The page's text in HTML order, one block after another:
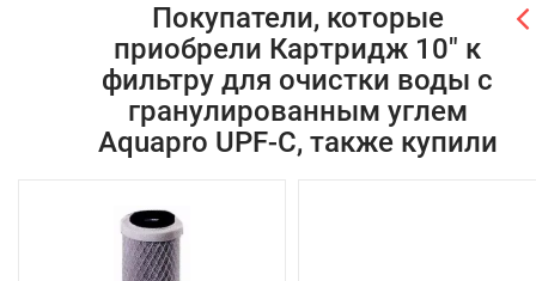
Покупатели, которые
приобрели Картридж 10" к
фильтру для очистки воды с
гранулированным углем
Aquapro UPF-C, также купили